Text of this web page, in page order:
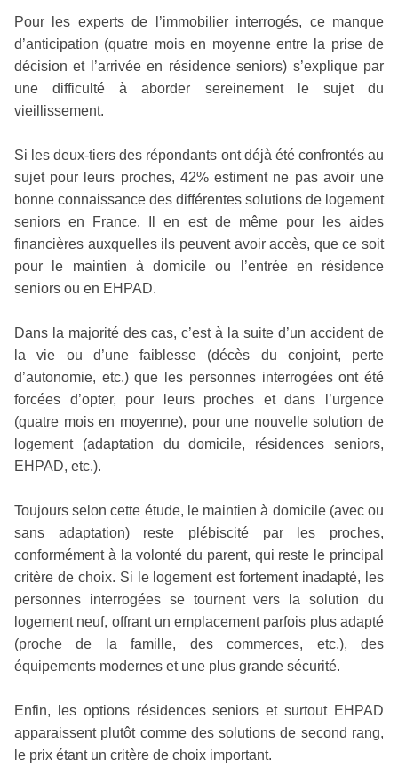
Pour les experts de l’immobilier interrogés, ce manque
d’anticipation (quatre mois en moyenne entre la prise de
décision et l’arrivée en résidence seniors) s’explique par
une difficulté à aborder sereinement le sujet du
vieillissement.
Si les deux-tiers des répondants ont déjà été confrontés au
sujet pour leurs proches, 42% estiment ne pas avoir une
bonne connaissance des différentes solutions de logement
seniors en France. Il en est de même pour les aides
financières auxquelles ils peuvent avoir accès, que ce soit
pour le maintien à domicile ou l’entrée en résidence
seniors ou en EHPAD.
Dans la majorité des cas, c’est à la suite d’un accident de
la vie ou d’une faiblesse (décès du conjoint, perte
d’autonomie, etc.) que les personnes interrogées ont été
forcées d’opter, pour leurs proches et dans l’urgence
(quatre mois en moyenne), pour une nouvelle solution de
logement (adaptation du domicile, résidences seniors,
EHPAD, etc.).
Toujours selon cette étude, le maintien à domicile (avec ou
sans adaptation) reste plébiscité par les proches,
conformément à la volonté du parent, qui reste le principal
critère de choix. Si le logement est fortement inadapté, les
personnes interrogées se tournent vers la solution du
logement neuf, offrant un emplacement parfois plus adapté
(proche de la famille, des commerces, etc.), des
équipements modernes et une plus grande sécurité.
Enfin, les options résidences seniors et surtout EHPAD
apparaissent plutôt comme des solutions de second rang,
le prix étant un critère de choix important.